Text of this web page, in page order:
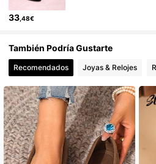
33 ,48€
También Podría Gustarte
Recomendados Joyas & Relojes